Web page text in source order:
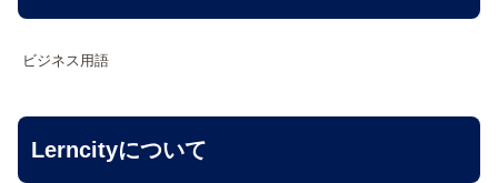
ビジネス用語
Lerncityについて